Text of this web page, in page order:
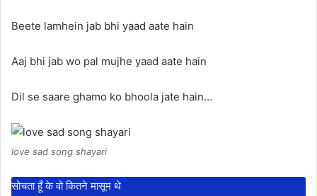
Beete lamhein jab bhi yaad aate hain
Aaj bhi jab wo pal mujhe yaad aate hain
Dil se saare ghamo ko bhoola jate hain…
love sad song shayari
सोचता हूँ के वो कितने मासूम थे